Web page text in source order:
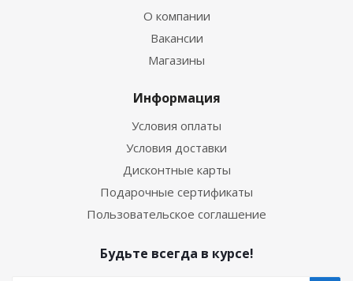
О компании
Вакансии
Магазины
Информация
Условия оплаты
Условия доставки
Дисконтные карты
Подарочные сертификаты
Пользовательское соглашение
Будьте всегда в курсе!